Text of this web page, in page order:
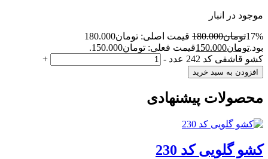
موجود در انبار
17%تومان180.000
قیمت اصلی: تومان180.000
بود.تومان150.000قیمت فعلی: تومان150.000.
کشو قاشقی کد 242 عدد
-
+
افزودن به سبد خرید
محصولات پیشنهادی
کشو گلویی کد 230